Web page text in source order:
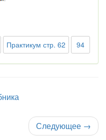
Практикум стр. 62 94
Следующее →